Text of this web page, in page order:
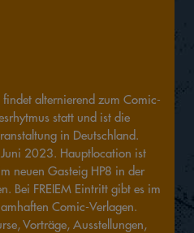
alternierend zum Comic-
statt und ist die
in Deutschland.
2023. Hauptlocation ist
neuen Gasteig HP8 in der
Bei FREIEM Eintritt gibt es im
Comic-Verlagen.
Vorträge, Ausstellungen,